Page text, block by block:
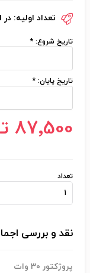
تعداد اولیه: در
تاریخ شروع: *
تاریخ پایان: *
87٬500 تومان
تعداد
نقد و بررسی
پروژکتور 3۰ وات